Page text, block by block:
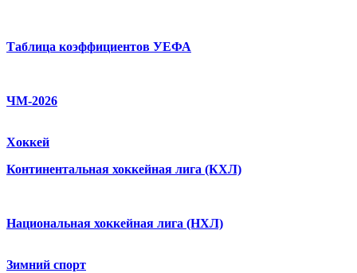
Таблица коэффициентов УЕФА
ЧМ-2026
Хоккей
Континентальная хоккейная лига (КХЛ)
Национальная хоккейная лига (НХЛ)
Зимний спорт